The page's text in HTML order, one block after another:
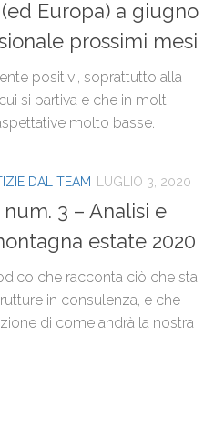
Europa) a giugno
prossimi mesi
positivi, soprattutto alla
si partiva e che in molti
molto basse.
DAL TEAM LUGLIO 3, 2020
3 – Analisi e
estate 2020
che racconta ciò che sta
in consulenza, e che
di come andrà la nostra